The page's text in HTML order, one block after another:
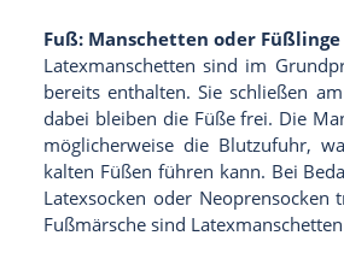
Fuß: Manschetten oder Füßlinge
Latexmanschetten sind im
bereits enthalten. Sie schließen
dabei bleiben die Füße frei. Die
möglicherweise die Blutzufuhr,
kalten Füßen führen kann. Bei
Latexsocken oder Neoprensocken
Fußmärsche sind